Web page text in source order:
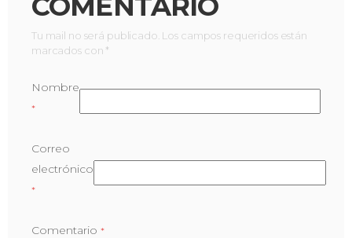
Tu mail no será publicado. Los campos requeridos están
marcados con *
Nombre
*
Correo
electrónico
*
Comentario *